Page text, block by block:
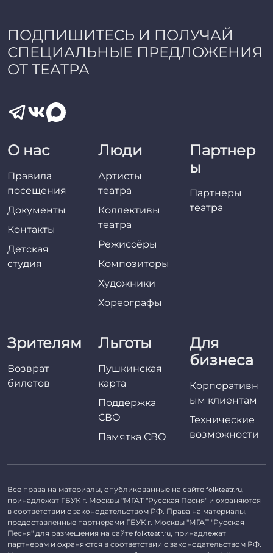
ПОДПИШИТЕСЬ И ПОЛУЧАЙ
СПЕЦИАЛЬНЫЕ ПРЕДЛОЖЕНИЯ
ОТ ТЕАТРА
О нас
Правила
посещения
Документы
Контакты
Детская
студия
Люди
Артисты
театра
Коллективы
театра
Режиссёры
Композиторы
Художники
Хореографы
Партнер
ы
Партнеры
театра
Зрителям
Возврат
билетов
Льготы
Пушкинская
карта
Поддержка
СВО
Памятка СВО
Для
бизнеса
Корпоративн
ым клиентам
Технические
возможности
Все права на материалы, опубликованные на сайте folkteatr.ru,
принадлежат ГБУК г. Москвы "МГАТ "Русская Песня" и охраняются
в соответствии с законодательством РФ. Права на материалы,
предоставленные партнерами ГБУК г. Москвы "МГАТ "Русская
Песня" для размещения на сайте folkteatr.ru, принадлежат
партнерам и охраняются в соответствии с законодательством РФ.